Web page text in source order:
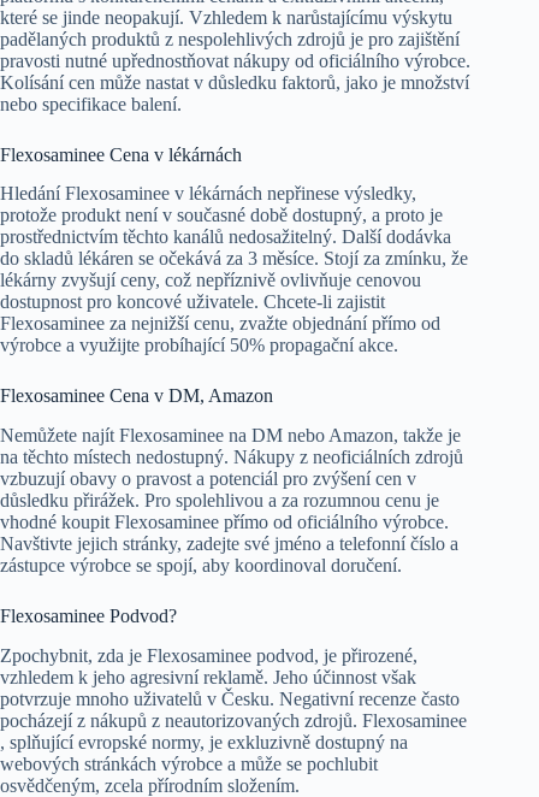
které se jinde neopakují. Vzhledem k narůstajícímu výskytu
padělaných produktů z nespolehlivých zdrojů je pro zajištění
pravosti nutné upřednostňovat nákupy od oficiálního výrobce.
Kolísání cen může nastat v důsledku faktorů, jako je množství
nebo specifikace balení.
Flexosaminee Cena v lékárnách
Hledání Flexosaminee v lékárnách nepřinese výsledky,
protože produkt není v současné době dostupný, a proto je
prostřednictvím těchto kanálů nedosažitelný. Další dodávka
do skladů lékáren se očekává za 3 měsíce. Stojí za zmínku, že
lékárny zvyšují ceny, což nepříznivě ovlivňuje cenovou
dostupnost pro koncové uživatele. Chcete-li zajistit
Flexosaminee za nejnižší cenu, zvažte objednání přímo od
výrobce a využijte probíhající 50% propagační akce.
Flexosaminee Cena v DM, Amazon
Nemůžete najít Flexosaminee na DM nebo Amazon, takže je
na těchto místech nedostupný. Nákupy z neoficiálních zdrojů
vzbuzují obavy o pravost a potenciál pro zvýšení cen v
důsledku přirážek. Pro spolehlivou a za rozumnou cenu je
vhodné koupit Flexosaminee přímo od oficiálního výrobce.
Navštivte jejich stránky, zadejte své jméno a telefonní číslo a
zástupce výrobce se spojí, aby koordinoval doručení.
Flexosaminee Podvod?
Zpochybnit, zda je Flexosaminee podvod, je přirozené,
vzhledem k jeho agresivní reklamě. Jeho účinnost však
potvrzuje mnoho uživatelů v Česku. Negativní recenze často
pocházejí z nákupů z neautorizovaných zdrojů. Flexosaminee
, splňující evropské normy, je exkluzivně dostupný na
webových stránkách výrobce a může se pochlubit
osvědčeným, zcela přírodním složením.